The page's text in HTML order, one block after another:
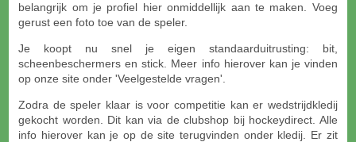
belangrijk om je profiel hier onmiddellijk aan te maken. Voeg
gerust een foto toe van de speler.
Je koopt nu snel je eigen standaarduitrusting: bit,
scheenbeschermers en stick. Meer info hierover kan je vinden
op onze site onder 'Veelgestelde vragen'.
Zodra de speler klaar is voor competitie kan er wedstrijdkledij
gekocht worden. Dit kan via de clubshop bij hockeydirect. Alle
info hierover kan je op de site terugvinden onder kledij. Er zit